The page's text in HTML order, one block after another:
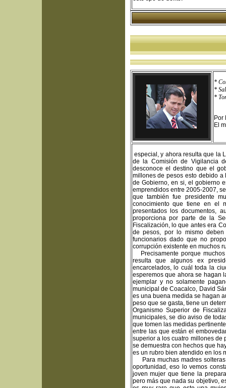
*
*
*
Por
El
especial, y ahora resulta que la
de la Comisión de Vigilancia
desconoce el destino que el
millones de pesos esto debido
de Gobierno, en si, el gobierno
emprendidos entre 2005-2007,
que también fue presidente
conocimiento que tiene en el
presentados los documentos,
proporciona por parte de la
Fiscalización, lo que antes era
de pesos, por lo mismo
funcionarios dado que no
corrupción existente en muchos
Precisamente porque
resulta que algunos ex
encarcelados, lo cuál toda la
esperemos que ahora se hagan
ejemplar y no solamente
municipal de Coacalco, David
es una buena medida se hagan
peso que se gasta, tiene un
Organismo Superior de
municipales, se dio aviso de
que tomen las medidas
entre las que están el
superior a los cuatro millones de
se demuestra con hechos que
es un rubro bien atendido en los
Para muchas madres solteras
oportunidad, eso lo vemos
joven mujer que tiene la
pero más que nada su objetivo,